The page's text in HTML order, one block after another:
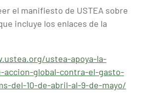
el manifiesto de USTEA sobre
incluye los enlaces de la
ustea-apoya-la-
accion-global-contra-el-gasto-
del-10-de-abril-al-9-de-mayo/